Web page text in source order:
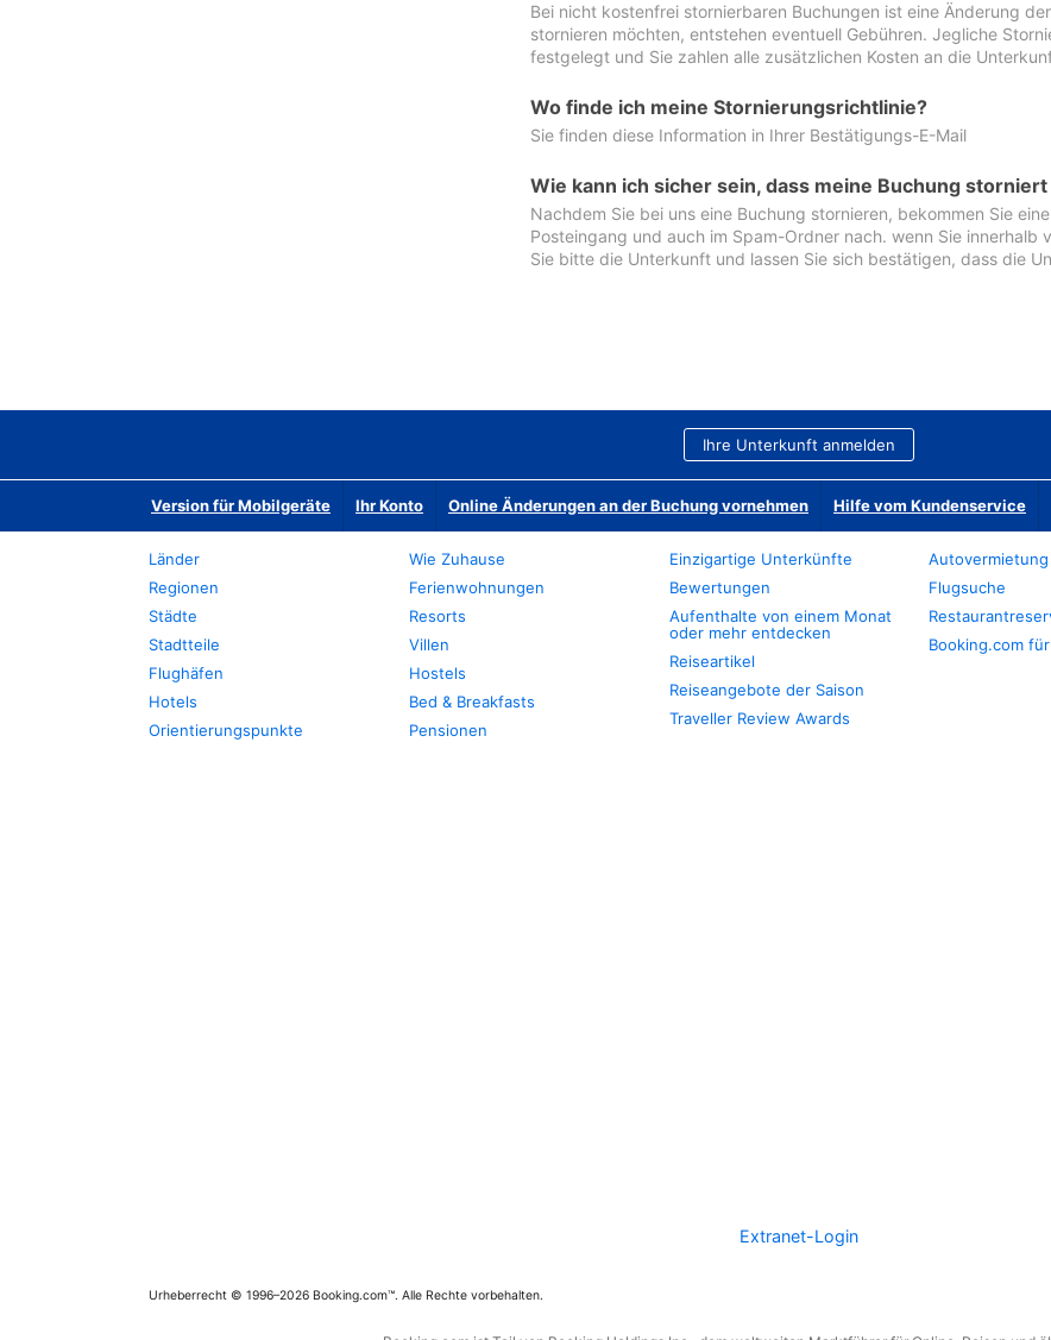
Bei nicht kostenfrei stornierbaren Buchungen ist eine Änderung
stornieren möchten, entstehen eventuell Gebühren. Jegliche
festgelegt und Sie zahlen alle zusätzlichen Kosten an die
Wo finde ich meine Stornierungsrichtlinie?
Sie finden diese Information in Ihrer Bestätigungs-E-Mail
Wie kann ich sicher sein, dass meine Buchung
Nachdem Sie bei uns eine Buchung stornieren, bekommen Sie
Posteingang und auch im Spam-Ordner nach. wenn Sie
Sie bitte die Unterkunft und lassen Sie sich bestätigen, dass die
Ihre Unterkunft anmelden
Version für Mobilgeräte Ihr Konto Online Änderungen an der Buchung vornehmen Hilfe vom Kundenservice
Länder
Regionen
Städte
Stadtteile
Flughäfen
Hotels
Orientierungspunkte
Wie Zuhause
Ferienwohnungen
Resorts
Villen
Hostels
Bed & Breakfasts
Pensionen
Einzigartige Unterkünfte
Bewertungen
Aufenthalte von einem Monat
oder mehr entdecken
Reiseartikel
Reiseangebote der Saison
Traveller Review Awards
Autovermietung
Flugsuche
Booking.com
Extranet-Login
Urheberrecht © 1996–2026 Booking.com™. Alle Rechte vorbehalten.